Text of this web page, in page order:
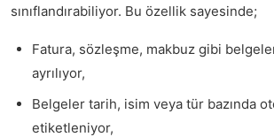
sınıflandırabiliyor. Bu özellik sayesinde;
Fatura, sözleşme, makbuz gibi
ayrılıyor,
Belgeler tarih, isim veya tür bazında
etiketleniyor,